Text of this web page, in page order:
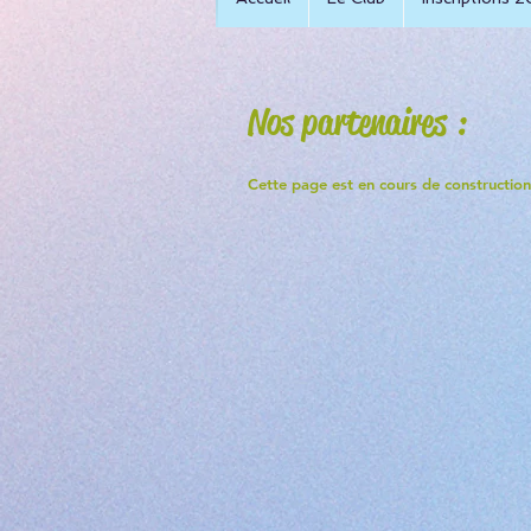
Nos partenaires :
Cette page est en cours de